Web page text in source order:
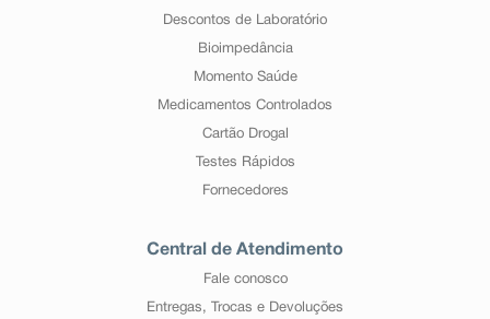
Descontos de Laboratório
Bioimpedância
Momento Saúde
Medicamentos Controlados
Cartão Drogal
Testes Rápidos
Fornecedores
Central de Atendimento
Fale conosco
Entregas, Trocas e Devoluções